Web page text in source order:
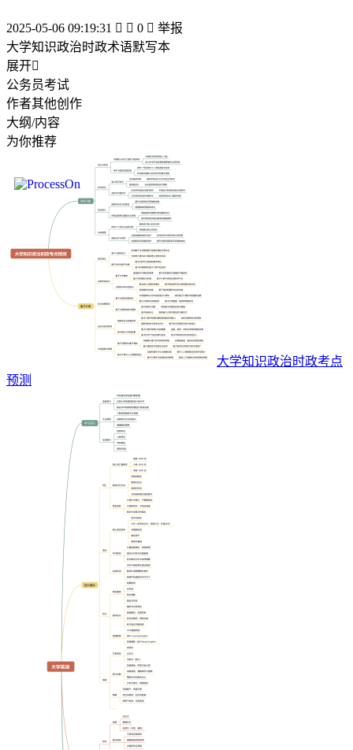
2025-05-06 09:19:31   0  举报
大学知识政治时政术语默写本
展开
公务员考试
作者其他创作
大纲/内容
为你推荐
大学知识政治时政考点
预测